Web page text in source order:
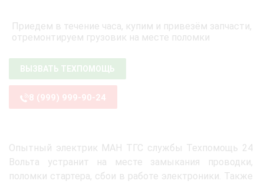
Приедем в течение часа, купим и привезём запчасти,
отремонтируем грузовик на месте поломки
ВЫЗВАТЬ ТЕХПОМОЩЬ
8 (999) 999-90-24
Опытный электрик МАН ТГС службы Техпомощь 24
Вольта устранит на месте замыкания проводки,
поломки стартера, сбои в работе электроники. Также